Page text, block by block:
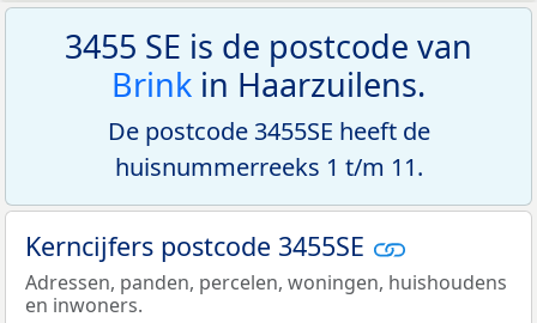
3455 SE is de postcode van
Brink in Haarzuilens.
De postcode 3455SE heeft de
huisnummerreeks 1 t/m 11.
Kerncijfers postcode 3455SE
Adressen, panden, percelen, woningen, huishoudens
en inwoners.